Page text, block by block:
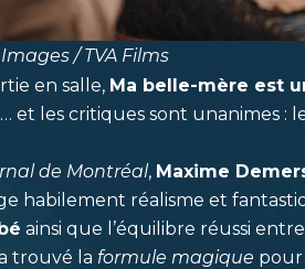
/ TVA Films
en salle, Ma belle-mère est
et les critiques sont unanimes :
de Montréal, Maxime
habilement réalisme et
ainsi que l’équilibre réussi
trouvé la formule magique pour